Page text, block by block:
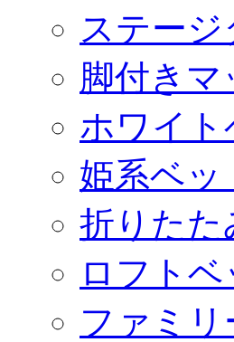
ステー
脚付き
ホワイト
姫系ベッ
折りたた
ロフトベ
ファミリ